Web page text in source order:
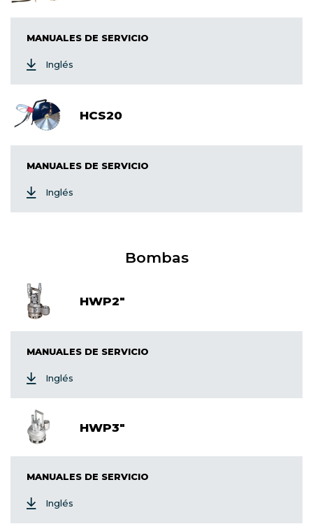
MANUALES DE SERVICIO
Inglés
HCS20
MANUALES DE SERVICIO
Inglés
Bombas
HWP2"
MANUALES DE SERVICIO
Inglés
HWP3"
MANUALES DE SERVICIO
Inglés